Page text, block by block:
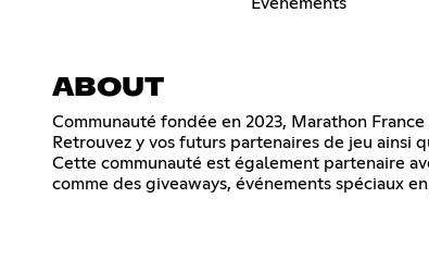
ABOUT
Communauté fondée en 2023, Marathon
Retrouvez y vos futurs partenaires de jeu ainsi
Cette communauté est également partenaire
comme des giveaways, événements spéciaux